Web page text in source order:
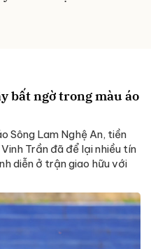
bất ngờ trong màu áo
Sông Lam Nghệ An, tiền
Trần đã để lại nhiều tín
diễn ở trận giao hữu với